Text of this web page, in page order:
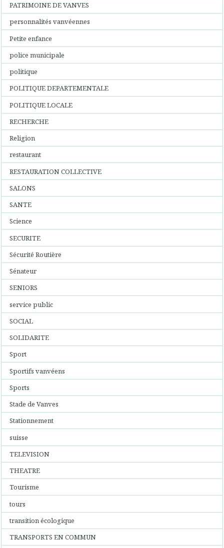
PATRIMOINE DE VANVES
personnalités vanvéennes
Petite enfance
police municipale
politique
POLITIQUE DEPARTEMENTALE
POLITIQUE LOCALE
RECHERCHE
Religion
restaurant
RESTAURATION COLLECTIVE
SALONS
SANTE
Science
SECURITE
Sécurité Routière
Sénateur
SENIORS
service public
SOCIAL
SOLIDARITE
Sport
Sportifs vanvéens
Sports
Stade de Vanves
Stationnement
suisse
TELEVISION
THEATRE
Tourisme
tours
transition écologique
TRANSPORTS EN COMMUN